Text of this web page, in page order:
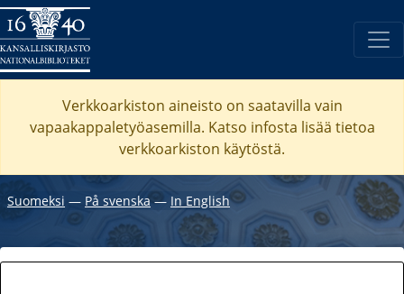
Verkkoarkiston aineisto on saatavilla vain
vapaakappaletyöasemilla. Katso infosta lisää tietoa
verkkoarkiston käytöstä.
Suomeksi ― På svenska― In English